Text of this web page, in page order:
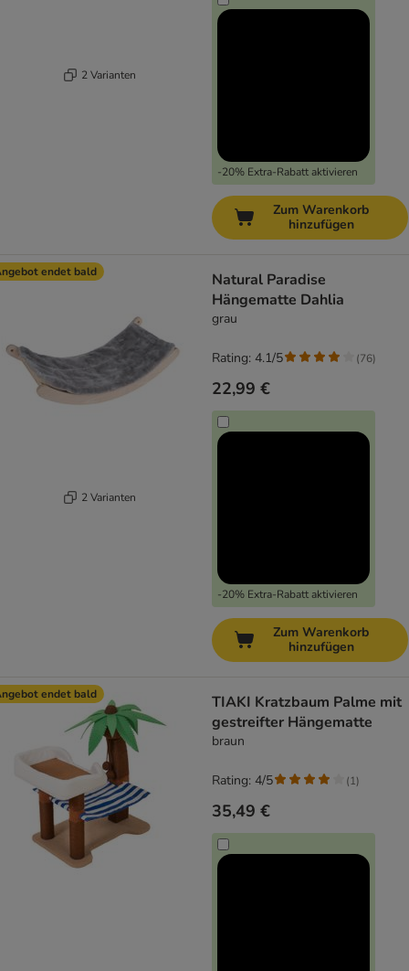
2 Varianten
-20% Extra-Rabatt aktivieren
Zum Warenkorb
hinzufügen
endet bald
2 Varianten
Natural Paradise
Hängematte Dahlia
grau
22,99 €
-20% Extra-Rabatt aktivieren
Rating: 4.1/5 (76)
Zum Warenkorb
hinzufügen
endet bald
TIAKI Kratzbaum Palme mit
gestreifter Hängematte
braun
35,49 €
Rating: 4/5 (1)